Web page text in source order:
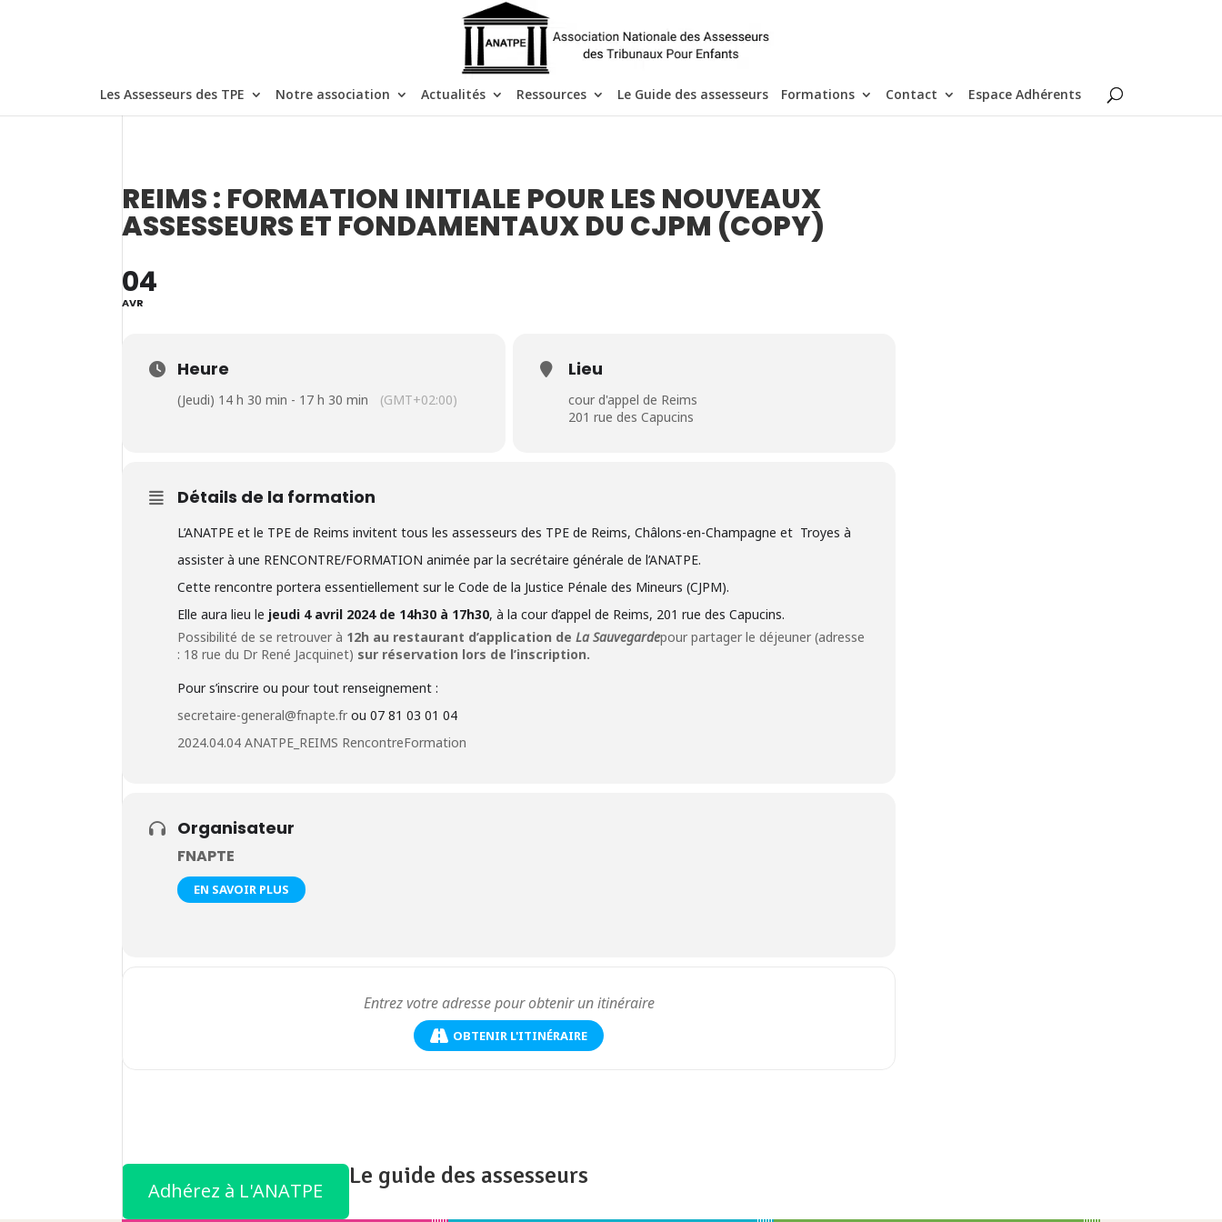
Les Assesseurs des TPE Notre association Actualités Ressources Le Guide des assesseurs Formations Contact Espace Adhérents
REIMS : FORMATION INITIALE POUR LES NOUVEAUX
ASSESSEURS ET FONDAMENTAUX DU CJPM (COPY)
04
AVR
Heure
(Jeudi) 14 h 30 min - 17 h 30 min (GMT+02:00)
Lieu
cour d'appel de Reims
201 rue des Capucins
Détails de la formation
L’ANATPE et le TPE de Reims invitent tous les assesseurs des TPE de Reims, Châlons-en-Champagne et Troyes à
assister à une RENCONTRE/FORMATION animée par la secrétaire générale de l’ANATPE.
Cette rencontre portera essentiellement sur le Code de la Justice Pénale des Mineurs (CJPM).
Elle aura lieu le jeudi 4 avril 2024 de 14h30 à 17h30, à la cour d’appel de Reims, 201 rue des Capucins.
Possibilité de se retrouver à 12h au restaurant d’application deLa Sauvegardepour partager le déjeuner (adresse
: 18 rue du Dr René Jacquinet) sur réservation lors de l’inscription.
Pour s’inscrire ou pour tout renseignement :
secretaire-general@fnapte.fr ou 07 81 03 01 04
2024.04.04 ANATPE_REIMS RencontreFormation
Organisateur
FNAPTE
EN SAVOIR PLUS
OBTENIR L'ITINÉRAIRE
Adhérez à L'ANATPE
Le guide des assesseurs